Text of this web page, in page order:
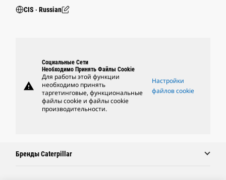
CIS ‧ Russian
warning
Социальные Сети
Необходимо Принять Файлы Cookie
Для работы этой функции
необходимо принять
таргетинговые, функциональные
файлы cookie и файлы cookie
производительности.
Настройки
файлов cookie
Бренды Caterpillar